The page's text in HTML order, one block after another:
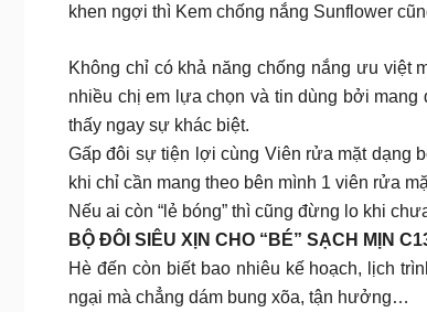
khen ngợi thì Kem chống nắng Sunflower
Không chỉ có khả năng chống nắng ưu
nhiều chị em lựa chọn và tin dùng bởi
thấy ngay sự khác biệt.
Gấp đôi sự tiện lợi cùng Viên rửa mặt dạng
khi chỉ cần mang theo bên mình 1 viên rửa
Nếu ai còn “lẻ bóng” thì cũng đừng lo khi
BỘ ĐÔI SIÊU XỊN CHO “BÉ” SẠCH MỊN
Hè đến còn biết bao nhiêu kế hoạch, lịch
ngại mà chẳng dám bung xõa, tận hưởng…